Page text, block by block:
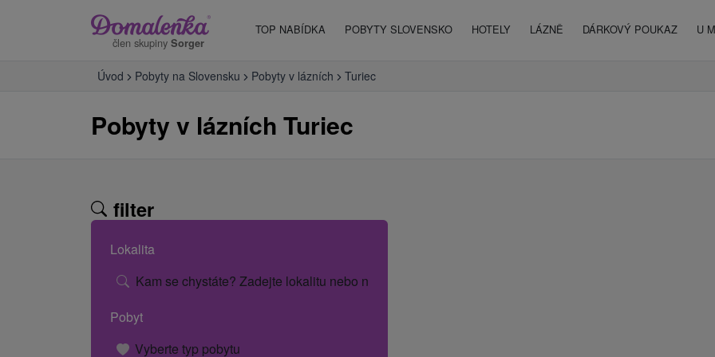
člen skupiny Sorger
TOP NABÍDKA POBYTY SLOVENSKO HOTELY LÁZNĚ DÁRKOVÝ POUKAZ U
Úvod Pobyty na Slovensku Pobyty v lázních Turiec
Pobyty v lázních Turiec
filter
Lokalita
Kam se chystáte? Zadejte lokalitu nebo název hotelu.
Pobyt
Vyberte typ pobytu